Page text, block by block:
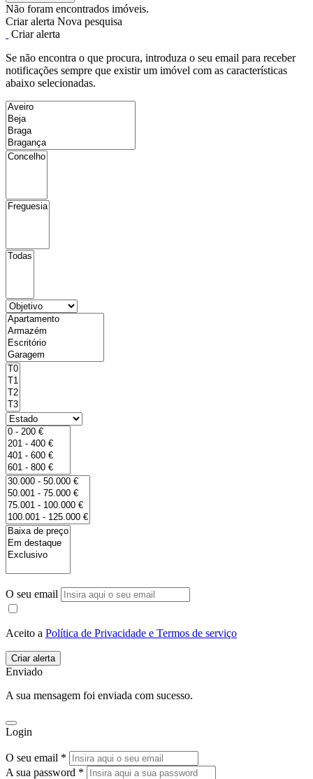
Não foram encontrados imóveis.
Criar alerta Nova pesquisa
Criar alerta
Se não encontra o que procura, introduza o seu email para receber
notificações sempre que existir um imóvel com as características
abaixo selecionadas.
O seu email
Aceito a Política de Privacidade e Termos de serviço
Enviado
A sua mensagem foi enviada com sucesso.
Login
O seu email *
A sua password *